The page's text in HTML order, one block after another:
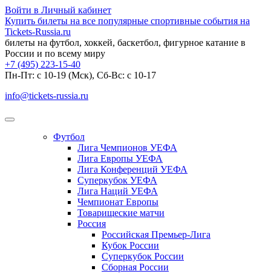
Войти в Личный кабинет
Купить билеты на все популярные спортивные события на
Tickets-Russia.ru
билеты на футбол, хоккей, баскетбол, фигурное катание в
России и по всему миру
+7 (495) 223-15-40
Пн-Пт: c 10-19 (Мск), Сб-Вс: с 10-17
info@tickets-russia.ru
Футбол
Лига Чемпионов УЕФА
Лига Европы УЕФА
Лига Конференций УЕФА
Суперкубок УЕФА
Лига Наций УЕФА
Чемпионат Европы
Товарищеские матчи
Россия
Российская Премьер-Лига
Кубок России
Суперкубок России
Сборная России